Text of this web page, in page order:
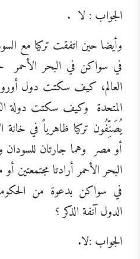
الجواب : لا .
وأيضا حين اتفقت تركيا مع
في سواكن في البحر الأحمر
العالم، كيف سكتت دول
المتحدة وكيف سكتت دولة
يُصَنِّفُون تركيا ظاهرياً في
أو مصر وهما جارتان
البحر الأحمر أرادتا مجتمعتين
في سواكن بدعوة من
الدول آنفة الذكر ؟
الجواب :لا.